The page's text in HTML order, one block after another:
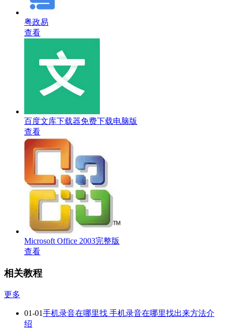
粤政易
查看
百度文库下载器免费下载电脑版
查看
Microsoft Office 2003完整版
查看
相关教程
更多
01-01手机录音在哪里找 手机录音在哪里找出来方法介
绍